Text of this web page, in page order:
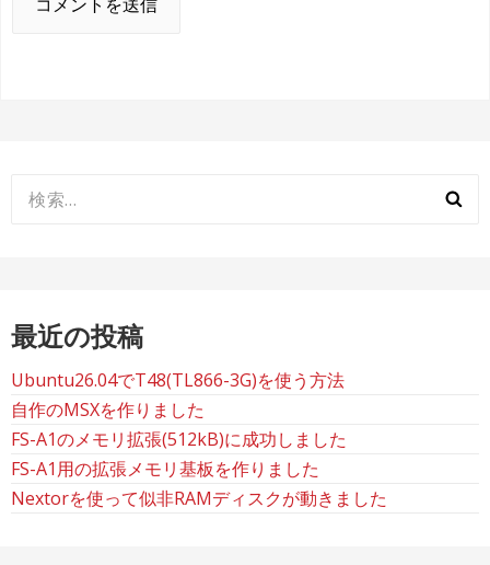
最近の投稿
Ubuntu26.04でT48(TL866-3G)を使う方法
自作のMSXを作りました
FS-A1のメモリ拡張(512kB)に成功しました
FS-A1用の拡張メモリ基板を作りました
Nextorを使って似非RAMディスクが動きました